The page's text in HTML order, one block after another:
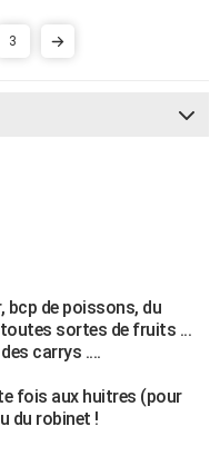
3
bcp de poissons, du
sortes de fruits ...
carrys ....
fois aux huitres (pour
du robinet !